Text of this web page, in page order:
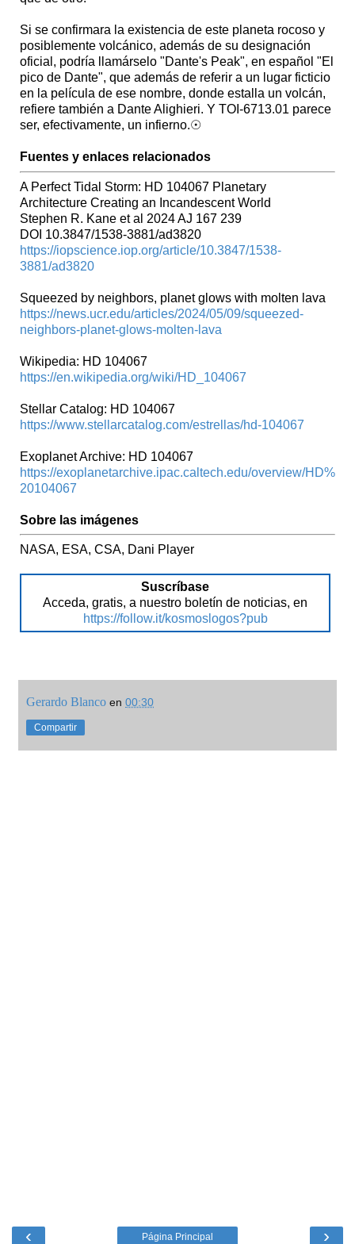
Si se confirmara la existencia de este planeta rocoso y
posiblemente volcánico, además de su designación
oficial, podría llamárselo "Dante's Peak", en español "El
pico de Dante", que además de referir a un lugar ficticio
en la película de ese nombre, donde estalla un volcán,
refiere también a Dante Alighieri. Y TOI-6713.01 parece
ser, efectivamente, un infierno.☉
Fuentes y enlaces relacionados
A Perfect Tidal Storm: HD 104067 Planetary
Architecture Creating an Incandescent World
Stephen R. Kane et al 2024 AJ 167 239
DOI 10.3847/1538-3881/ad3820
https://iopscience.iop.org/article/10.3847/1538-
3881/ad3820
Squeezed by neighbors, planet glows with molten lava
https://news.ucr.edu/articles/2024/05/09/squeezed-
neighbors-planet-glows-molten-lava
Wikipedia: HD 104067
https://en.wikipedia.org/wiki/HD_104067
Stellar Catalog: HD 104067
https://www.stellarcatalog.com/estrellas/hd-104067
Exoplanet Archive: HD 104067
https://exoplanetarchive.ipac.caltech.edu/overview/HD%
20104067
Sobre las imágenes
NASA, ESA, CSA, Dani Player
Suscríbase
Acceda, gratis, a nuestro boletín de noticias, en
https://follow.it/kosmoslogos?pub
Gerardo Blanco en 00:30
Compartir
‹ ›
Página Principal